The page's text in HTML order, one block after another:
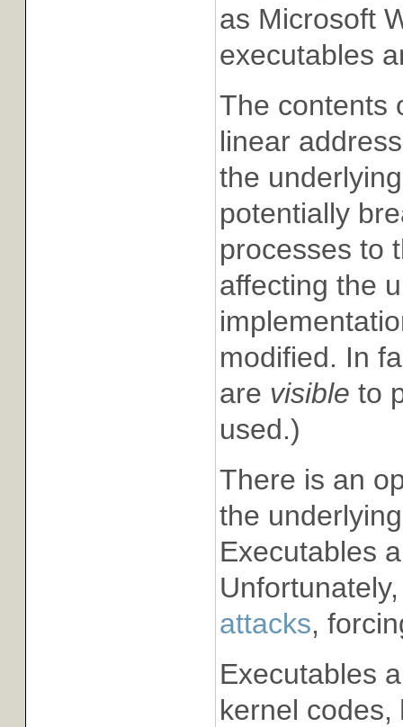
as Microsoft
executables
The contents
linear
the
potentially
processes to
affecting the
modified. In
are visible to
used.)
There is an
the
Executables
attacks,
Executables
kernel codes,